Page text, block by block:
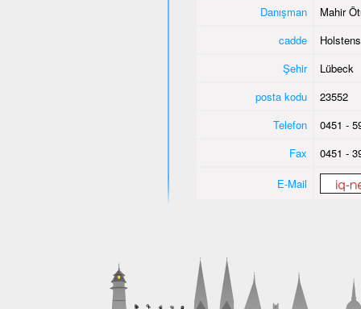
Danışman
Mahir
cadde
Şehir
Lübeck
posta kodu
23552
Telefon
0451 -
Fax
0451 -
E-Mail